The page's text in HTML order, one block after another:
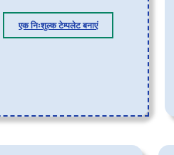
एक निःशुल्क टेम्पलेट बनाएं